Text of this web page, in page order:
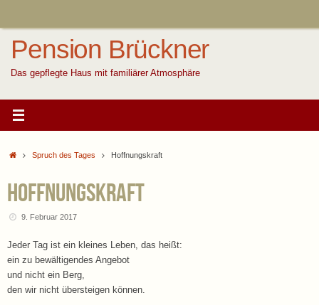
Pension Brückner
Das gepflegte Haus mit familiärer Atmosphäre
StartSpruch des Tages Hoffnungskraft
Hoffnungskraft
9. Februar 2017
Jeder Tag ist ein kleines Leben, das heißt:
ein zu bewältigendes Angebot
und nicht ein Berg,
den wir nicht übersteigen können.